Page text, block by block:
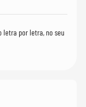
letra por letra, no seu